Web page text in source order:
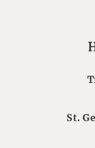
St.